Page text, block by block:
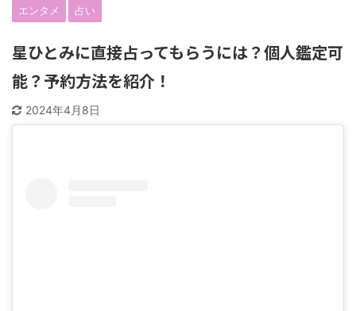
エンタメ 占い
星ひとみに直接占ってもらうには？個人鑑定可
能？予約方法を紹介！
2024年4月8日